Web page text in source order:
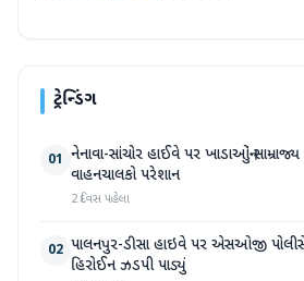
ટ્રેન્ડિંગ
01 નેનાવા-સાંચોર હાઈવે પર ખાડાઓનું સામ્રાજ્ય
વાહનચાલકો પરેશાન
2 દિવસ પહેલા
02 પાલનપુર-ડીસા હાઇવે પર એસઓજી પોલીસે
હિરોઈન ઝડપી પાડ્યું